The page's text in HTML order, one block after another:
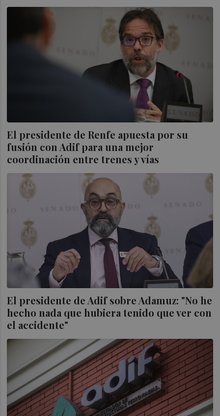
El presidente de Renfe apuesta por su
fusión con Adif para una mejor
coordinación entre trenes y vías
El presidente de Adif sobre Adamuz: "No he
hecho nada que hubiera tenido que ver con
el accidente"